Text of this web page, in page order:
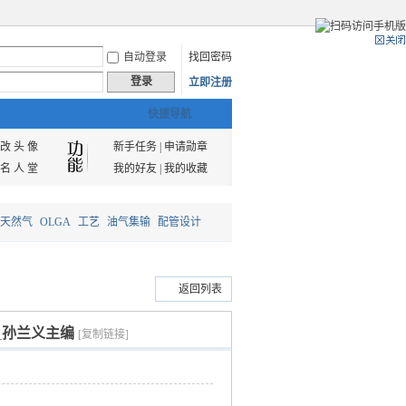
自动登录
找回密码
登录
立即注册
快捷导航
改 头 像 新手任务|
申请勋章
名 人 堂
我的好友| 我的收藏
然气 OLGA 工艺 油气集输 配管设计
返回列表
兰义主编 [复制链接]